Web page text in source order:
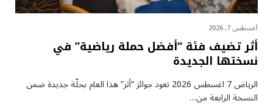
أغسطس 7, 2026
أثر تضيف فئة “أفضل حملة رياضية” في
نسختها الجديدة
الرياض 7 اغسطس 2026 تعود جوائز “أثر” هذا العام بحلّة جديدة ضمن
النسخة الرابعة من…